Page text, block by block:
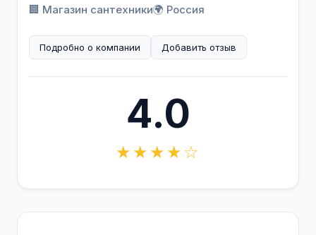
🏢 Магазин сантехники🌍 Россия
Подробно о компании Добавить отзыв
4.0
★★★★☆